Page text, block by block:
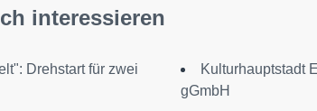
interessieren
Drehstart für zwei
Kulturhauptstadt
gGmbH